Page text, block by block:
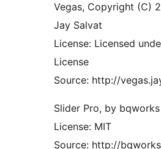
Vegas, Copyright (C)
Jay Salvat
License: Licensed
License
Source: http://
Slider Pro, by bqworks
License: MIT
Source: http://